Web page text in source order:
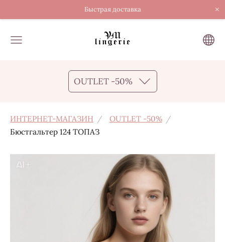
Быстрая доставка ×
OUTLET -50%
ИНТЕРНЕТ-МАГАЗИН
OUTLET -50%
Бюстгальтер 124 ТОПАЗ